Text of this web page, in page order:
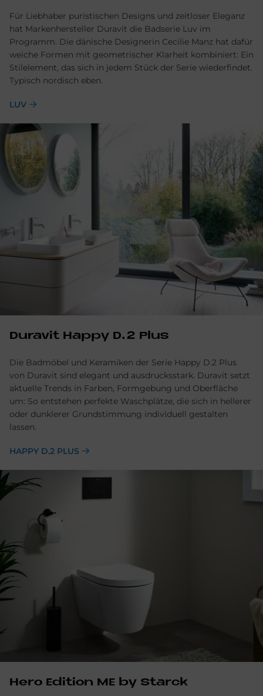
Für Liebhaber puristischen Designs und zeitloser Eleganz
hat Markenhersteller Duravit die Badserie Luv im
Programm. Die dänische Designerin Cecilie Manz hat dafür
weiche Formen mit geometrischer Klarheit kombiniert: Ein
Stilelement, das sich in jedem Stück der Serie wiederfindet.
Typisch nordisch eben.
LUV
Du­ra­vit Hap­py D.2 Plus
Die Badmöbel und Keramiken der Serie Happy D.2 Plus
von Duravit sind elegant und ausdrucksstark. Duravit setzt
aktuelle Trends in Farben, Formgebung und Oberfläche
um: So entstehen perfekte Waschplätze, die sich in hellerer
oder dunklerer Grundstimmung individuell gestalten
lassen.
HAPPY D.2 PLUS
Hero Edi­ti­on ME by Star­ck